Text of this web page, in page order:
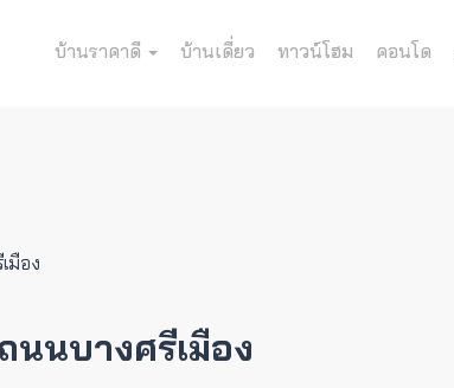
บ้านราคาดี บ้านเดี่ยว ทาวน์โฮม คอนโด
มือง
นนบางศรีเมือง